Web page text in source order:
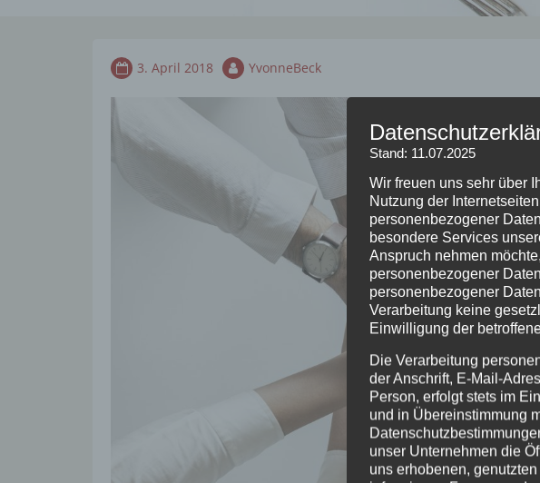
3. April 2018 YvonneBeck
Stand: 11.07.2025
Wir freuen uns sehr über
Nutzung der
personenbezogener
besondere Services
Anspruch nehmen
personenbezogener
personenbezogener
Verarbeitung keine
Einwilligung der
Die Verarbeitung
der Anschrift, E-Mail-
Person, erfolgt stets im
und in Übereinstimmung
unser Unternehmen die
uns erhobenen,